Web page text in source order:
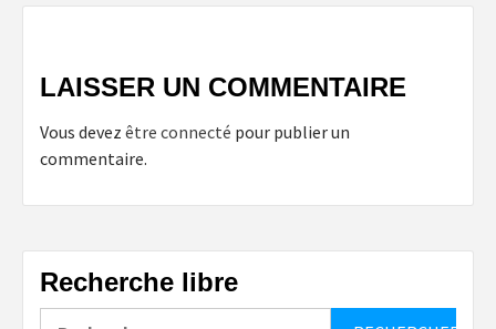
LAISSER UN COMMENTAIRE
Vous devez être connecté pour publier un
commentaire.
Recherche libre